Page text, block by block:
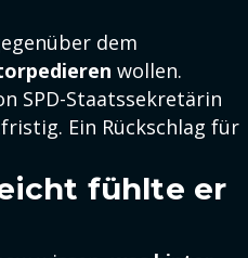
dem
wollen.
SPD-Staatssekretärin
Ein Rückschlag für
fühlte er